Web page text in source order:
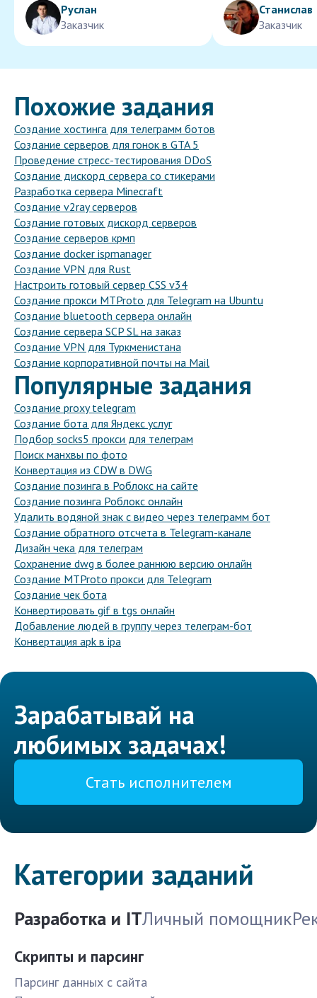
Руслан
Заказчик
Станислав
Заказчик
Похожие задания
Создание хостинга для телеграмм ботов
Создание серверов для гонок в GTA 5
Проведение стресс-тестирования DDoS
Создание дискорд сервера со стикерами
Разработка сервера Minecraft
Создание v2ray серверов
Создание готовых дискорд серверов
Создание серверов крмп
Создание docker ispmanager
Создание VPN для Rust
Настроить готовый сервер CSS v34
Создание прокси MTProto для Telegram на Ubuntu
Создание bluetooth сервера онлайн
Создание сервера SCP SL на заказ
Создание VPN для Туркменистана
Создание корпоративной почты на Mail
Популярные задания
Создание proxy telegram
Создание бота для Яндекс услуг
Подбор socks5 прокси для телеграм
Поиск манхвы по фото
Конвертация из CDW в DWG
Создание позинга в Роблокс на сайте
Создание позинга Роблокс онлайн
Удалить водяной знак с видео через телеграмм бот
Создание обратного отсчета в Telegram-канале
Дизайн чека для телеграм
Сохранение dwg в более раннюю версию онлайн
Создание MTProto прокси для Telegram
Создание чек бота
Конвертировать gif в tgs онлайн
Добавление людей в группу через телеграм-бот
Конвертация apk в ipa
Зарабатывай на
любимых задачах!
Стать исполнителем
Категории заданий
Разработка и ITЛичный помощник
Скрипты и парсинг
Парсинг данных с сайта